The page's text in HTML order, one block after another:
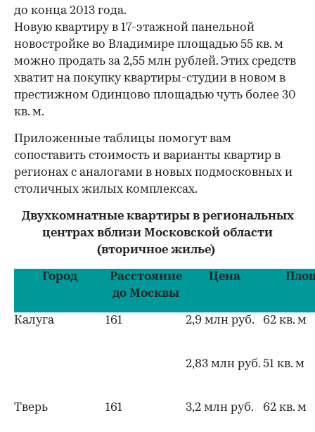
до конца 2013 года.
Новую квартиру в 17-этажной панельной
новостройке во Владимире площадью 55 кв. м
можно продать за 2,55 млн рублей. Этих средств
хватит на покупку квартиры-студии в новом в
престижном Одинцово площадью чуть более 30
кв. м.
Приложенные таблицы помогут вам
сопоставить стоимость и варианты квартир в
регионах с аналогами в новых подмосковных и
столичных жилых комплексах.
Двухкомнатные квартиры в региональных
центрах вблизи Московской области
(вторичное жилье)
Город
Расстояние
до Москвы
Цена
Калуга 161 2,9 млн руб. 62 кв. м
2,83 млн руб. 51 кв. м
Тверь 161 3,2 млн руб. 62 кв. м